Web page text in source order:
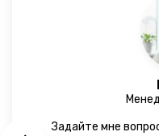
Задайте мне